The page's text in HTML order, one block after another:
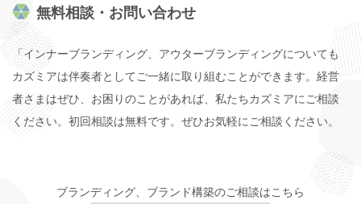
無料相談・お問い合わせ
「インナーブランディング、アウターブランディングについても
カズミアは伴奏者としてご一緒に取り組むことができます。経営
者さまはぜひ、お困りのことがあれば、私たちカズミアにご相談
ください。初回相談は無料です。ぜひお気軽にご相談ください。
ブランディング、ブランド構築のご相談はこちら